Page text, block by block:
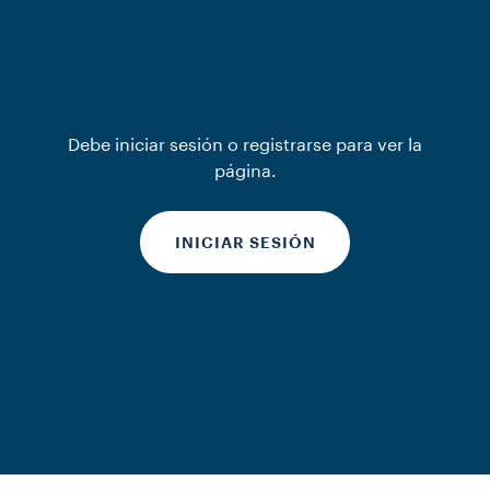
Debe iniciar sesión o registrarse para ver la
página.
INICIAR SESIÓN